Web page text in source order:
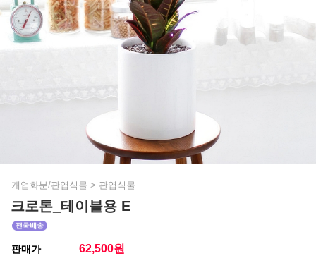
개업화분/관엽식물 > 관엽식물
크로톤_테이블용 E
판매가 62,500원